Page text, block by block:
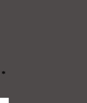
*Erforderlich